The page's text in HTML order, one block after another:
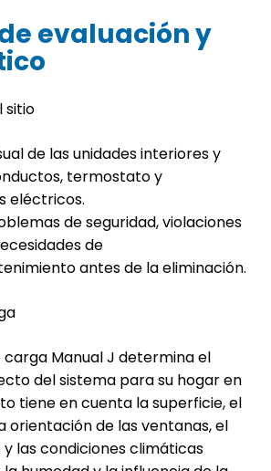
evaluación y
sitio
de las unidades interiores y
termostato y
eléctricos.
de seguridad, violaciones
de
antes de la eliminación.
carga Manual J determina el
del sistema para su hogar en
tiene en cuenta la superficie, el
orientación de las ventanas, el
las condiciones climáticas